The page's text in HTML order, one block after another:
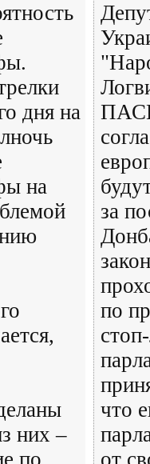
дня на
на
них –
по
за
по
что
от